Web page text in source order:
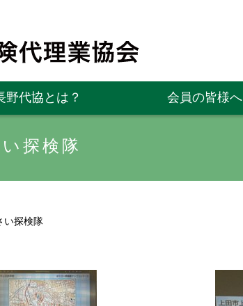
野代協とは？ 会員の皆様へ
探検隊
い探検隊